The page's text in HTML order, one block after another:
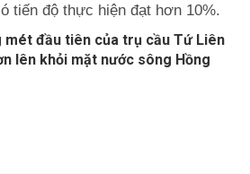
tiến độ thực hiện đạt hơn 10%.
mét đầu tiên của trụ cầu Tứ Liên
lên khỏi mặt nước sông Hồng